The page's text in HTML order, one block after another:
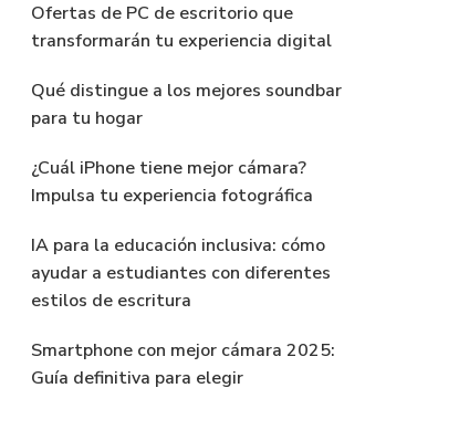
Ofertas de PC de escritorio que
transformarán tu experiencia digital
Qué distingue a los mejores soundbar
para tu hogar
¿Cuál iPhone tiene mejor cámara?
Impulsa tu experiencia fotográfica
IA para la educación inclusiva: cómo
ayudar a estudiantes con diferentes
estilos de escritura
Smartphone con mejor cámara 2025:
Guía definitiva para elegir